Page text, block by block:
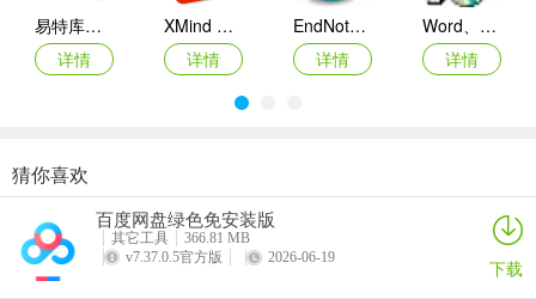
更新日志
v10.0.0.1268版本
【基础】转发消息支持添加附言
【基础】引用消息支持搜索
【基础】个人信息页面支持查看共同群聊、会议及互发的文件
易特库存管理软件
详情
XMind ZEN(思维导图软件)
详情
EndNote X6
详情
Word、Excel、PowerPoint 2007兼容包下载 (兼容2003补丁插件包)
详情
EXCEL必备工具箱
详情
启信宝
详情
procepool流程建模系统
恒源好用订单管理系统
猜你喜欢
百度网盘绿色免安装版
其它工具
366.81 MB
v7.37.0.5官方版
2026-06-19 下载